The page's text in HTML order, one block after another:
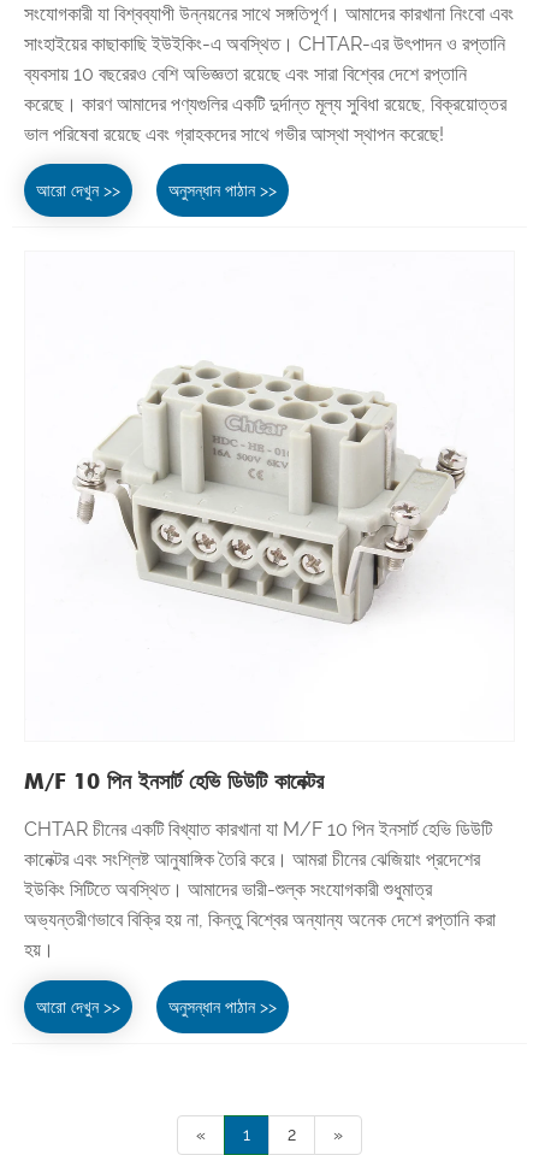
সংযোগকারী যা বিশ্বব্যাপী উন্নয়নের সাথে সঙ্গতিপূর্ণ। আমাদের কারখানা নিংবো এবং
সাংহাইয়ের কাছাকাছি ইউইকিং-এ অবস্থিত। CHTAR-এর উৎপাদন ও রপ্তানি
ব্যবসায় 10 বছরেরও বেশি অভিজ্ঞতা রয়েছে এবং সারা বিশ্বের দেশে রপ্তানি
করেছে। কারণ আমাদের পণ্যগুলির একটি দুর্দান্ত মূল্য সুবিধা রয়েছে, বিক্রয়োত্তর
ভাল পরিষেবা রয়েছে এবং গ্রাহকদের সাথে গভীর আস্থা স্থাপন করেছে!
আরো দেখুন >> অনুসন্ধান পাঠান >>
M/F 10 পিন ইনসার্ট হেভি ডিউটি ​​কানেক্টর
CHTAR চীনের একটি বিখ্যাত কারখানা যা M/F 10 পিন ইনসার্ট হেভি ডিউটি ​​
কানেক্টর এবং সংশ্লিষ্ট আনুষাঙ্গিক তৈরি করে। আমরা চীনের ঝেজিয়াং প্রদেশের
ইউকিং সিটিতে অবস্থিত। আমাদের ভারী-শুল্ক সংযোগকারী শুধুমাত্র
অভ্যন্তরীণভাবে বিক্রি হয় না, কিন্তু বিশ্বের অন্যান্য অনেক দেশে রপ্তানি করা
হয়।
আরো দেখুন >> অনুসন্ধান পাঠান >>
« 1 2 »